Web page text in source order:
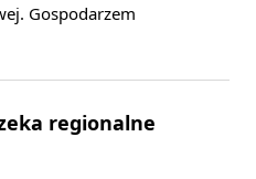
Gospodarzem
regionalne